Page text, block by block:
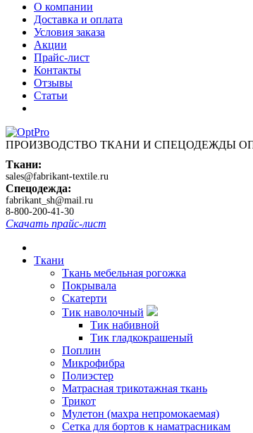
О компании
Доставка и оплата
Условия заказа
Акции
Прайс-лист
Контакты
Отзывы
Статьи
ПРОИЗВОДСТВО ТКАНИ И СПЕЦОДЕЖДЫ
Ткани:
sales@fabrikant-textile.ru
Спецодежда:
fabrikant_sh@mail.ru
8-800-200-41-30
Скачать прайс-лист
Ткани
Ткань мебельная рогожка
Покрывала
Скатерти
Тик наволочный
Тик набивной
Тик гладкокрашеный
Поплин
Микрофибра
Полиэстер
Матрасная трикотажная ткань
Трикот
Мулетон (махра непромокаемая)
Сетка для бортов к наматрасникам